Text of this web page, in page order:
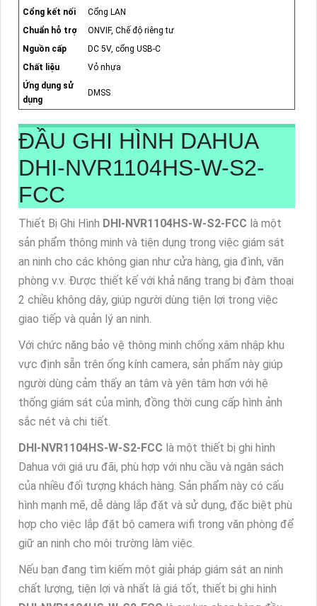
Cổng kết nối
Cổng LAN
Chuẩn hỗ trợ
ONVIF, Chế độ riêng tư
Nguồn cấp
DC 5V, cổng USB-C
Chất liệu
Vỏ nhựa
Ứng dụng sử
dụng
DMSS
ĐẦU GHI HÌNH DAHUA
DHI-NVR1104HS-W-S2-
FCC
Thiết Bị Ghi Hình DHI-NVR1104HS-W-S2-FCC là một
sản phẩm thông minh và tiện dụng trong việc giám sát
an ninh cho các không gian như cửa hàng, gia đình, văn
phòng v.v. Được thiết kế với khả năng trang bị đàm thoại
2 chiều không dây, giúp người dùng tiện lợi trong việc
giao tiếp và quản lý an ninh.
Với chức năng bảo vệ thông minh chống xâm nhập khu
vực định sẵn trên ống kính camera, sản phẩm này giúp
người dùng cảm thấy an tâm và yên tâm hơn với hệ
thống giám sát của mình, đồng thời cung cấp hình ảnh
sắc nét và chi tiết.
DHI-NVR1104HS-W-S2-FCC là một thiết bị ghi hình
Dahua với giá ưu đãi, phù hợp với nhu cầu và ngân sách
của nhiều đối tượng khách hàng. Sản phẩm này có cấu
hình mạnh mẽ, dễ dàng lắp đặt và sử dụng, đặc biệt phù
hợp cho việc lắp đặt bộ camera wifi trong văn phòng để
giữ an ninh cho môi trường làm việc.
Nếu bạn đang tìm kiếm một giải pháp giám sát an ninh
chất lượng, tiện lợi và nhất là giá tốt, thiết bị ghi hình